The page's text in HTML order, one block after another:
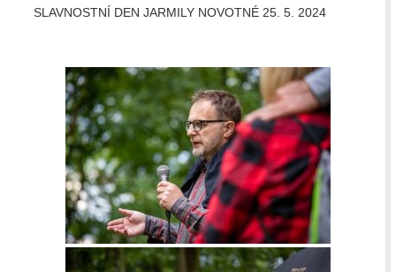
SLAVNOSTNÍ DEN JARMILY NOVOTNÉ 25. 5. 2024